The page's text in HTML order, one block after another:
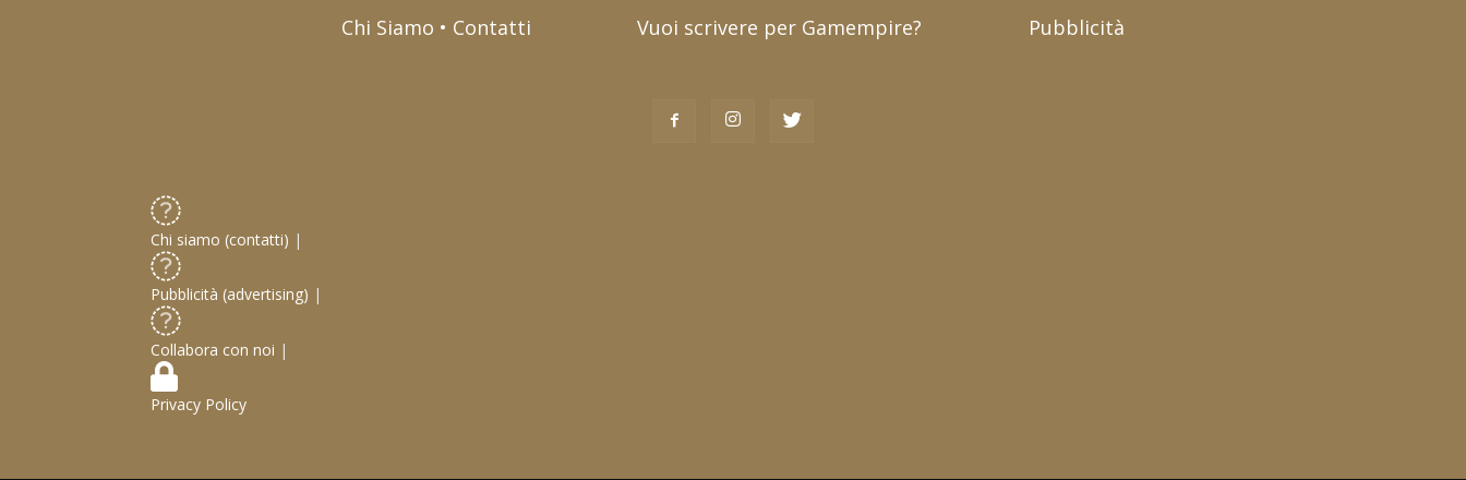
Chi Siamo • Contatti Vuoi scrivere per Gamempire? Pubblicità
Chi siamo (contatti) |
Pubblicità (advertising) |
Collabora con noi |
Privacy Policy